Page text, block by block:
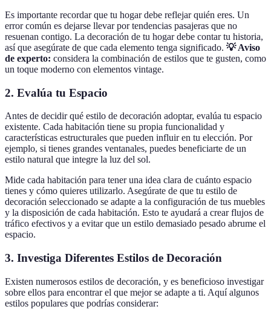
Es importante recordar que tu hogar debe reflejar quién eres. Un
error común es dejarse llevar por tendencias pasajeras que no
resuenan contigo. La decoración de tu hogar debe contar tu historia,
así que asegúrate de que cada elemento tenga significado. 💡 Aviso
de experto: considera la combinación de estilos que te gusten, como
un toque moderno con elementos vintage.
2. Evalúa tu Espacio
Antes de decidir qué estilo de decoración adoptar, evalúa tu espacio
existente. Cada habitación tiene su propia funcionalidad y
características estructurales que pueden influir en tu elección. Por
ejemplo, si tienes grandes ventanales, puedes beneficiarte de un
estilo natural que integre la luz del sol.
Mide cada habitación para tener una idea clara de cuánto espacio
tienes y cómo quieres utilizarlo. Asegúrate de que tu estilo de
decoración seleccionado se adapte a la configuración de tus muebles
y la disposición de cada habitación. Esto te ayudará a crear flujos de
tráfico efectivos y a evitar que un estilo demasiado pesado abrume el
espacio.
3. Investiga Diferentes Estilos de Decoración
Existen numerosos estilos de decoración, y es beneficioso investigar
sobre ellos para encontrar el que mejor se adapte a ti. Aquí algunos
estilos populares que podrías considerar: